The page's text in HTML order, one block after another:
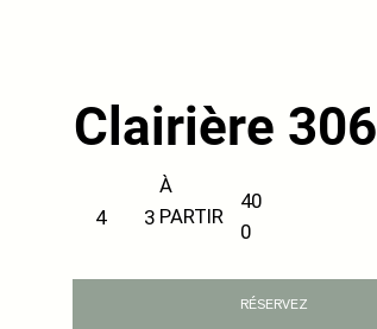
Clairière 306
4 3
À
PARTIR
40
0
RÉSERVEZ